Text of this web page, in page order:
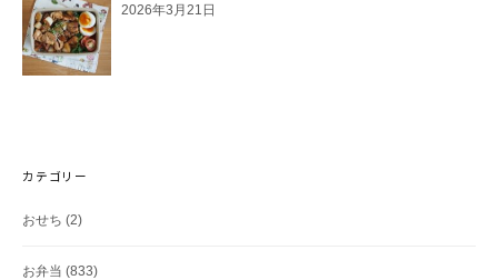
2026年3月21日
カテゴリー
おせち (2)
お弁当 (833)